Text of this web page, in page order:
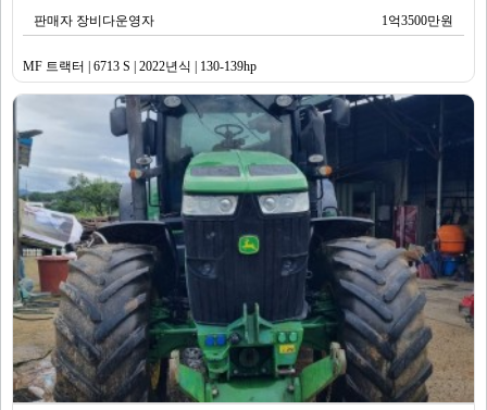
판매자 장비다운영자 1억3500만원
MF 트랙터 | 6713 S | 2022년식 | 130-139hp